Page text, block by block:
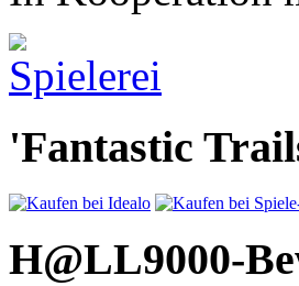
'Fantastic
H@LL9000-